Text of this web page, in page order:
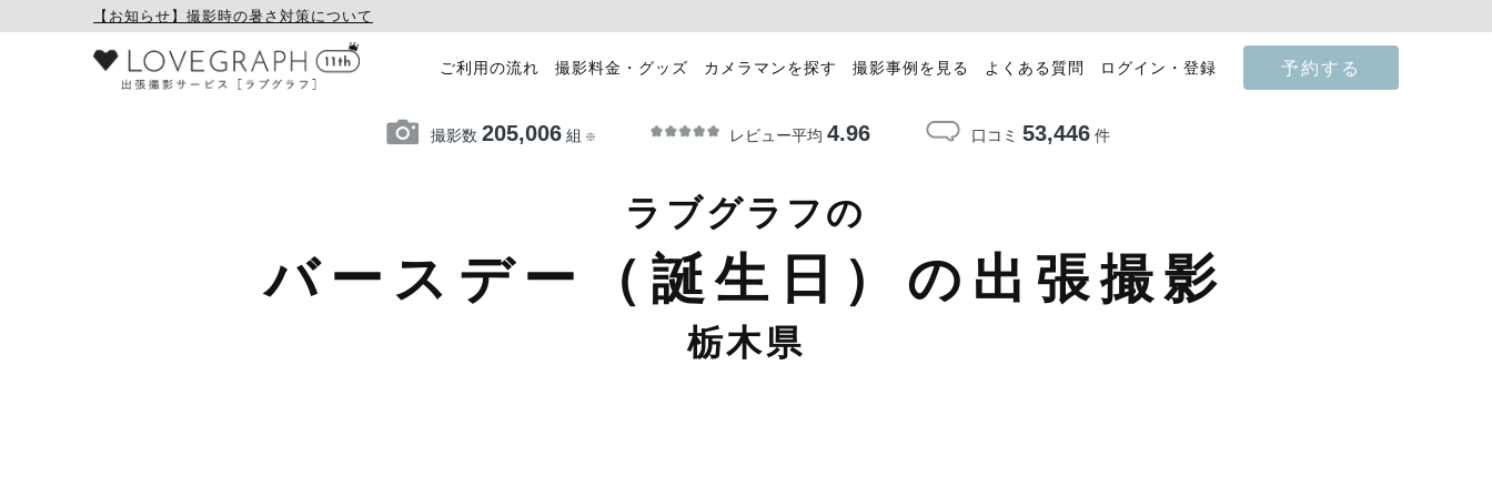
【お知らせ】撮影時の暑さ対策について
ご利用の流れ 撮影料金・グッズ カメラマンを探す 撮影事例を見る よくある質問 ログイン・登録 予約する
撮影数 205,006組 ※ レビュー平均 4.96 口コミ 53,446件
ラブグラフの
バースデー（誕生日）の出張撮影
栃木県